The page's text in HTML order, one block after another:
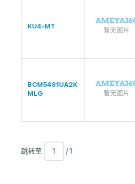
KU4-MT
BCM5481UA2K
MLG
跳
转
跳转至
1
/ 1